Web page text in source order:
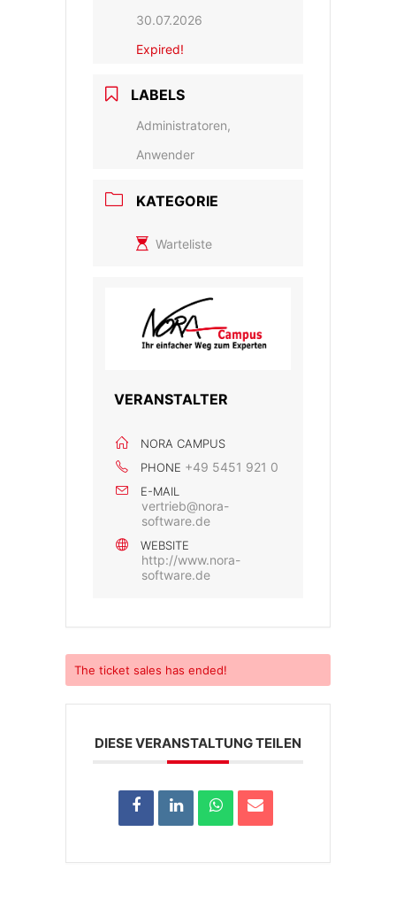
30.07.2026
Expired!
LABELS
Administratoren,
Anwender
KATEGORIE
Warteliste
VERANSTALTER
NORA CAMPUS
PHONE +49 5451 921 0
E-MAIL
vertrieb@nora-
software.de
WEBSITE
http://www.nora-
software.de
The ticket sales has ended!
DIESE VERANSTALTUNG TEILEN